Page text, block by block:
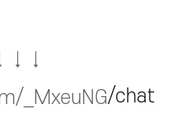
_MxeuNG/chat